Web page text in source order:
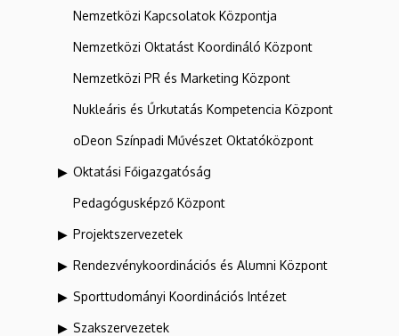
Nemzetközi Kapcsolatok Központja
Nemzetközi Oktatást Koordináló Központ
Nemzetközi PR és Marketing Központ
Nukleáris és Űrkutatás Kompetencia Központ
oDeon Színpadi Művészet Oktatóközpont
Oktatási Főigazgatóság
Pedagógusképző Központ
Projektszervezetek
Rendezvénykoordinációs és Alumni Központ
Sporttudományi Koordinációs Intézet
Szakszervezetek